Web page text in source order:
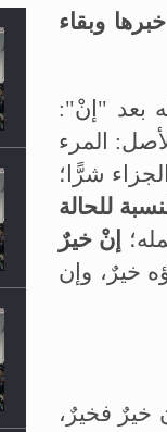
وبقاء
بعد "إنْ":
المرء
شرًّا؛
للحالة
إنْ خيرٌ
خيرٌ، وإن
خيرٌ فخيرٌ،